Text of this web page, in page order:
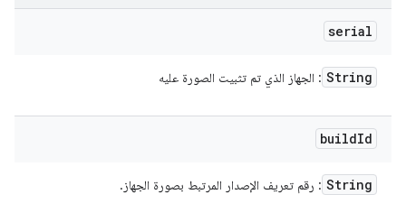
serial
String : الجهاز الذي تم تثبيت الصورة عليه
buildId
String : رقم تعريف الإصدار المرتبط بصورة الجهاز.